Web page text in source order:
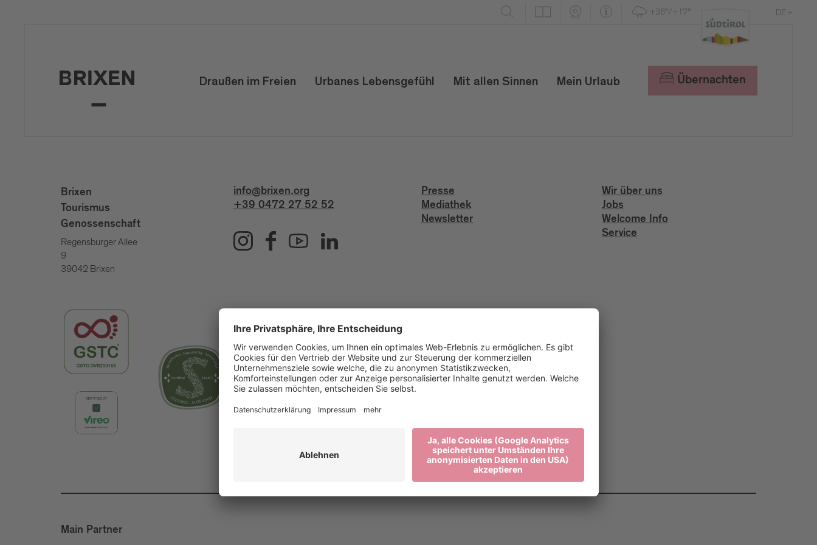
+36°/+17° DE
Draußen im Freien Urbanes Lebensgefühl Mit allen Sinnen Mein Urlaub Übernachten
Brixen
Tourismus
Genossenschaft
Regensburger Allee
9
39042 Brixen
info@brixen.org
+39 0472 27 52 52
Presse
Mediathek
Newsletter
Wir über uns
Jobs
Welcome Info
Service
Main Partner